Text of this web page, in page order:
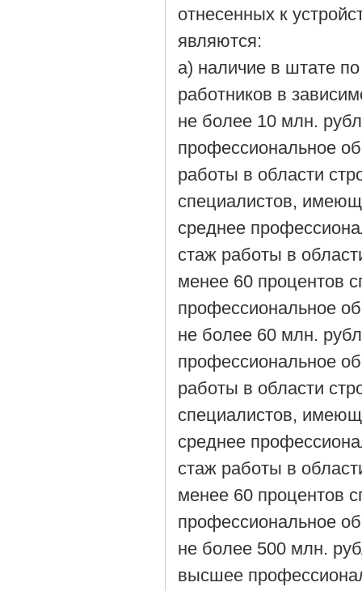
отнесенных к
являются:
а) наличие в штате
работников в
не более 10 млн.
профессиональное
работы в области
специалистов,
среднее
стаж работы в
менее 60 процентов
профессиональное
не более 60 млн.
профессиональное
работы в области
специалистов,
среднее
стаж работы в
менее 60 процентов
профессиональное
не более 500 млн.
высшее